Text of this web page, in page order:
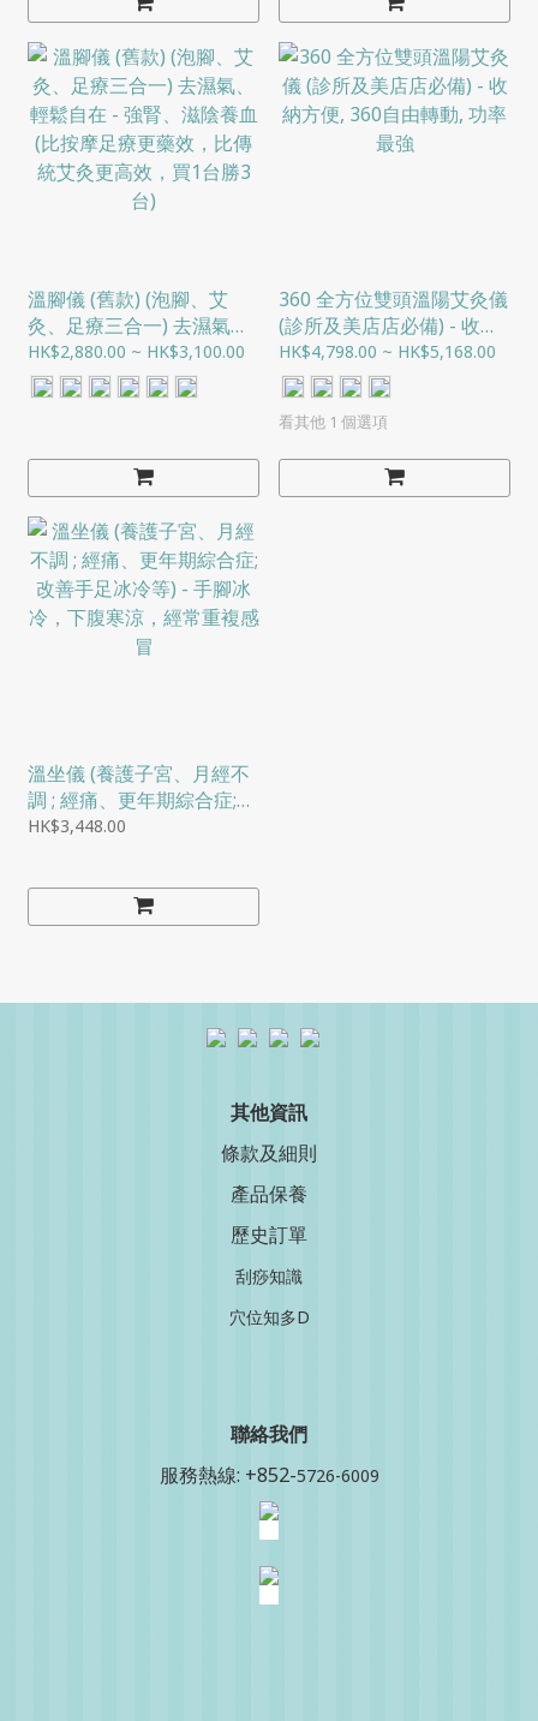
溫腳儀 (舊款) (泡腳、艾
灸、足療三合一) 去濕氣、
輕鬆自在 - 強腎、滋陰養血
(比按摩足療更藥效，比傳
統艾灸更高效，買1台勝3
HK$2,880.00 ~ HK$3,100.00
360 全方位雙頭溫陽艾灸儀
(診所及美店店必備) - 收納
方便, 360自由轉動, 功率最
強
HK$4,798.00 ~ HK$5,168.00
看其他 1 個選項
溫坐儀 (養護子宮、月經不
調 ; 經痛、更年期綜合症;
改善手足冰冷等) - 手腳冰
HK$3,448.00
其他資訊
條款及細則
產品保養
歷史訂單
刮痧知識
穴位知多D
聯絡我們
服務熱線: +852-5726-6009